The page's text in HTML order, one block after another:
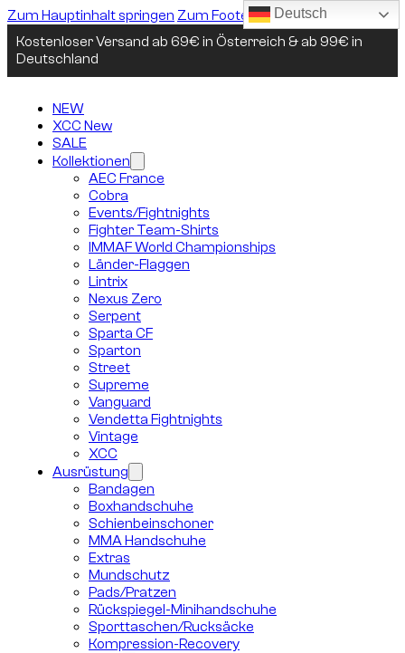
Zum Hauptinhalt springen Zum Footer springen
Kostenloser Versand ab 69€ in Österreich & ab 99€ in
Deutschland
NEW
XCC New
SALE
Kollektionen
AEC France
Cobra
Events/Fightnights
Fighter Team-Shirts
IMMAF World Championships
Länder-Flaggen
Lintrix
Nexus Zero
Serpent
Sparta CF
Sparton
Street
Supreme
Vanguard
Vendetta Fightnights
Vintage
XCC
Ausrüstung
Bandagen
Boxhandschuhe
Schienbeinschoner
MMA Handschuhe
Extras
Mundschutz
Pads/Pratzen
Rückspiegel-Minihandschuhe
Sporttaschen/Rucksäcke
Kompression-Recovery
Deutsch